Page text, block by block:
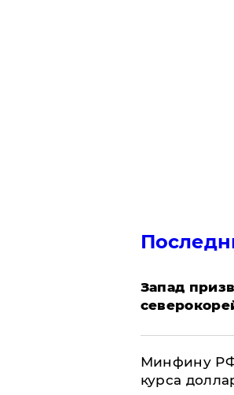
Запад
Минфину РФ
курса